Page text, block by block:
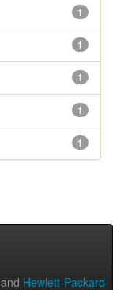
1
1
1
1
1
and Hewlett-Packard